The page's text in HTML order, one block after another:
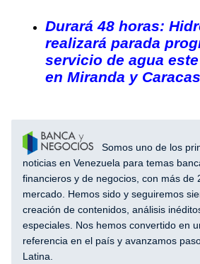
Durará 48 horas:
realizará parada
servicio de agua
en Miranda y Caracas
Somos uno de los
noticias en Venezuela para temas
financieros y de negocios, con más de
mercado. Hemos sido y seguiremos
creación de contenidos, análisis
especiales. Nos hemos convertido en
referencia en el país y avanzamos
Latina.